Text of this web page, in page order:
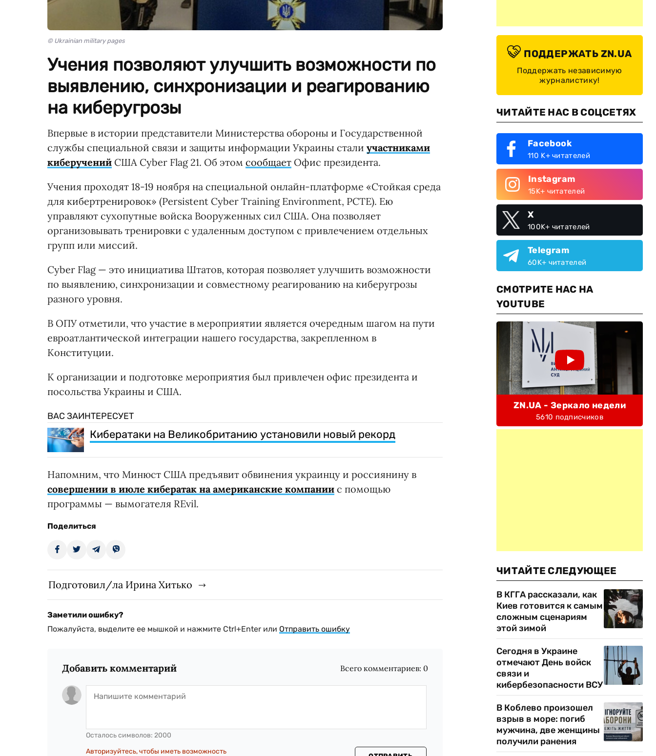
© Ukrainian military pages
Учения позволяют улучшить возможности по
выявлению, синхронизации и реагированию
на киберугрозы
Впервые в истории представители Министерства обороны и Государственной
службы специальной связи и защиты информации Украины стали участниками
киберучений США Cyber ​​Flag 21. Об этом сообщает Офис президента.
Учения проходят 18-19 ноября на специальной онлайн-платформе «Стойкая среда
для кибертренировок» (Persistent Cyber ​​Training Environment, PCTE). Ею
управляют сухопутные войска Вооруженных сил США. Она позволяет
организовывать тренировки с удаленным доступом с привлечением отдельных
групп или миссий.
Cyber ​​Flag — это инициатива Штатов, которая позволяет улучшить возможности
по выявлению, синхронизации и совместному реагированию на киберугрозы
разного уровня.
В ОПУ отметили, что участие в мероприятии является очередным шагом на пути
евроатлантической интеграции нашего государства, закрепленном в
Конституции.
К организации и подготовке мероприятия был привлечен офис президента и
посольства Украины и США.
ВАС ЗАИНТЕРЕСУЕТ
Кибератаки на Великобританию установили новый рекорд
Напомним, что Минюст США предъявит обвинения украинцу и россиянину в
совершении в июле кибератак на американские компании с помощью
программы — вымогателя REvil.
Поделиться
Подготовил/ла Ирина Хитько
Заметили ошибку?
Пожалуйста, выделите ее мышкой и нажмите Ctrl+Enter или Отправить ошибку
Добавить комментарий Всего комментариев: 0
Осталось символов: 2000
Авторизуйтесь, чтобы иметь возможность
ПОДДЕРЖАТЬ ZN.UA
Поддержать независимую
журналистику!
ЧИТАЙТЕ НАС В СОЦСЕТЯХ
Facebook
110 K+ читателей
Instagram
15K+ читателей
X
100K+ читателей
Telegram
60K+ читателей
СМОТРИТЕ НАС НА
YOUTUBE
ZN.UA - Зеркало недели
5610 подписчиков
ЧИТАЙТЕ СЛЕДУЮЩЕЕ
В КГГА рассказали, как
Киев готовится к самым
сложным сценариям
этой зимой
Сегодня в Украине
отмечают День войск
связи и
кибербезопасности ВСУ
В Коблево произошел
взрыв в море: погиб
мужчина, две женщины
получили ранения